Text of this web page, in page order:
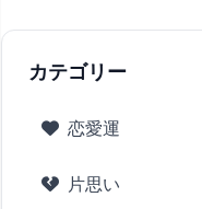
カテゴリー
恋愛運
片思い